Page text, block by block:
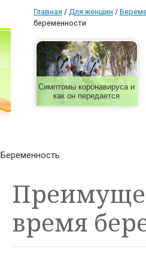
Главная / Для женщин /
беременности
Симптомы коронавируса и
как он передается
Беременность
время